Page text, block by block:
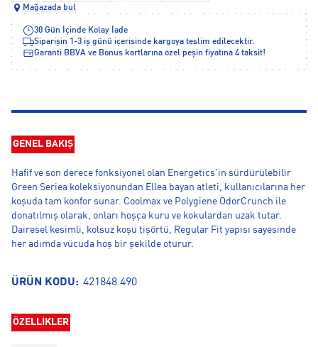
Mağazada bul
30 Gün İçinde Kolay İade
Siparişin 1-3 iş günü içerisinde kargoya teslim edilecektir.
Garanti BBVA ve Bonus kartlarına özel peşin fiyatına 4 taksit!
GENEL BAKIŞ
Hafif ve son derece fonksiyonel olan Energetics'in sürdürülebilir
Green Seriea koleksiyonundan Ellea bayan atleti, kullanıcılarına her
koşuda tam konfor sunar. Coolmax ve Polygiene OdorCrunch ile
donatılmış olarak, onları hoşça kuru ve kokulardan uzak tutar.
Dairesel kesimli, kolsuz koşu tişörtü, Regular Fit yapısı sayesinde
her adımda vücuda hoş bir şekilde oturur.
ÜRÜN KODU: 421848.490
ÖZELLİKLER